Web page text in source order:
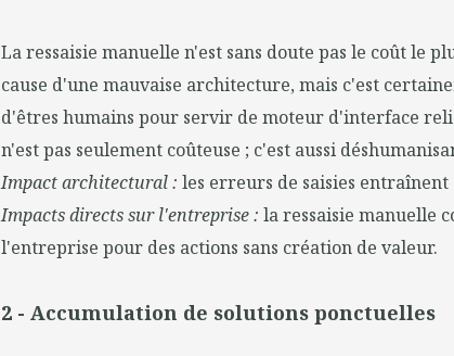
La ressaisie manuelle n'est sans doute pas le coût le
cause d'une mauvaise architecture, mais c'est
d'êtres humains pour servir de moteur d'interface
n'est pas seulement coûteuse ; c'est aussi
Impact architectural : les erreurs de saisies entraînent
Impacts directs sur l'entreprise : la ressaisie manuelle
l'entreprise pour des actions sans création de valeur.
2 - Accumulation de solutions ponctuelles